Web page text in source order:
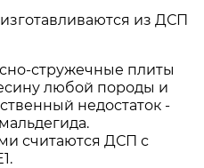
изготавливаются из ДСП
стружечные плиты
любой породы и
недостаток -
считаются ДСП с